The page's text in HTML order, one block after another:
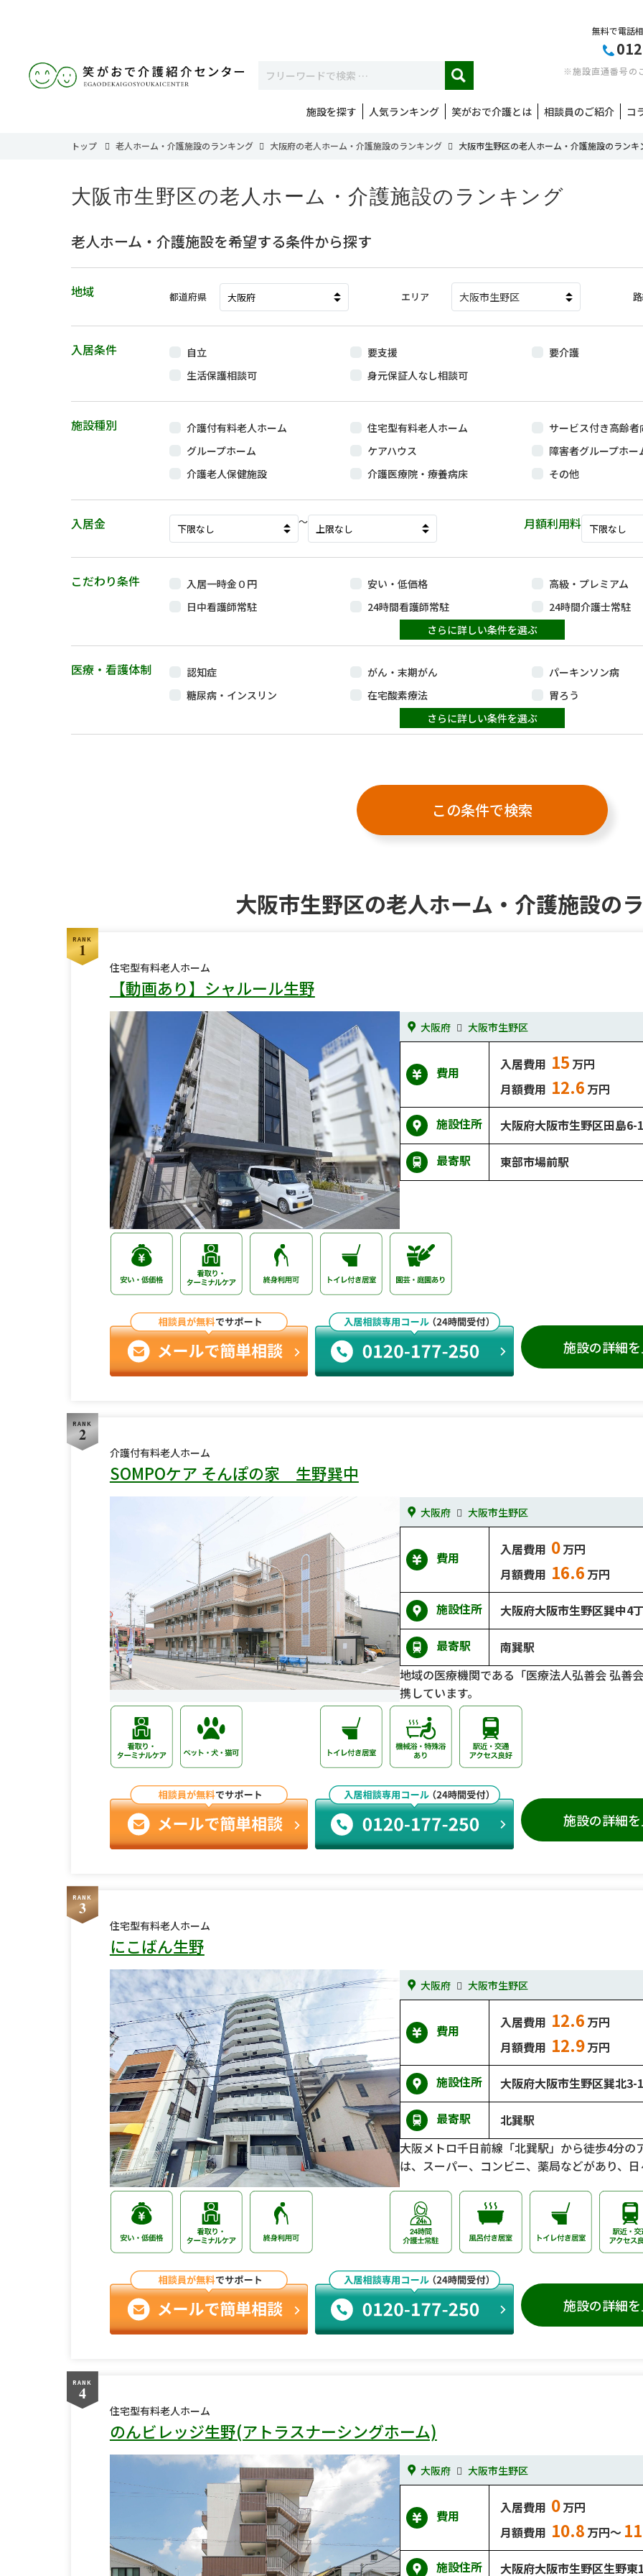
無料で電話
※施設直通番号の
施設を探す 人気ランキング 笑がおで介護とは 相談員のご紹介 コ
トップ 老人ホーム・介護施設のランキング 大阪府の老人ホーム・介護施設のランキング 大阪市生野区の老人ホーム・介護施設のランキ
大阪市生野区の老人ホーム・介護施設のランキング
老人ホーム・介護施設を希望する条件から探す
地域 都道府県 エリア 大阪市生野区
入居条件 自立 要支援
要介護
生活保護相談可
身元保証人なし相談可
施設種別 介護付有料老人ホーム 住宅型有料老人ホーム
サービス付き高齢者
グループホーム
ケアハウス
障害者グループホー
介護老人保健施設
介護医療院・療養病床 その他
入居金 〜 月額利用料
さらに詳しい条件を選ぶ
こだわり条件 入居一時金０円 安い・低価格
高級・プレミアム
日中看護師常駐
24時間看護師常駐
24時間介護士常駐
家具付き居室
広い居室
レクリエーション充
アルコール可
喫煙可
外出自由
さらに詳しい条件を選ぶ
医療・看護体制 認知症 がん・末期がん
パーキンソン病
糖尿病・インスリン
在宅酸素療法
胃ろう
中心静脈栄養（IVH）
HIV（ヒト免疫不全ウイルス感染
ブドウ球菌感染症
大阪市生野区の老人ホーム・介護施設の
RANK
1
住宅型有料老人ホーム
【動画あり】シャルール生野
大阪府 大阪市生野区
費用
入居費用 15万円
月額費用 12.6万円
施設住所 大阪府大阪市生野区田島6-
最寄駅 東部市場前駅
施設の詳細
RANK
2
介護付有料老人ホーム
SOMPOケア そんぽの家 生野巽中
大阪府 大阪市生野区
費用
入居費用 0万円
月額費用 16.6万円
施設住所 大阪府大阪市生野区巽中4
最寄駅
南巽駅
地域の医療機関である「医療法人弘善会 弘善
携しています。
施設の詳細
RANK
3
住宅型有料老人ホーム
にこばん生野
大阪府 大阪市生野区
費用
入居費用 12.6万円
月額費用 12.9万円
施設住所 大阪府大阪市生野区巽北3-
最寄駅
北巽駅
大阪メトロ千日前線「北巽駅」から徒歩4分の
は、スーパー、コンビニ、薬局などがあり、
施設の詳細
RANK
4
住宅型有料老人ホーム
のんビレッジ生野(アトラスナーシングホーム)
大阪府 大阪市生野区
費用
入居費用 0万円
月額費用 10.8万円～ 11
施設住所 大阪府大阪市生野区生野東